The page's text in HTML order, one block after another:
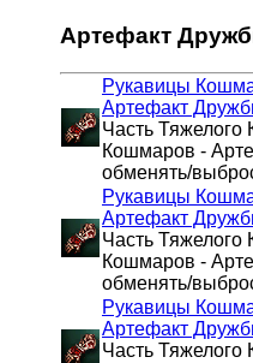
Артефакт
Рукавицы
Артефакт
Часть Тяжелого
Кошмаров -
обменять/
Рукавицы
Артефакт
Часть Тяжелого
Кошмаров -
обменять/
Рукавицы
Артефакт
Часть Тяжелого